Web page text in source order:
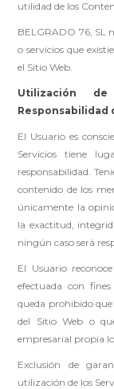
utilidad de los
BELGRADO 76, SL
o servicios que
el Sitio Web.
Utilización
Responsabilidad
El Usuario es
Servicios tiene
responsabilidad.
contenido de los
únicamente la
la exactitud,
ningún caso será
El Usuario
efectuada con
queda prohibido
del Sitio Web o
empresarial propia
Exclusión de
utilización de los